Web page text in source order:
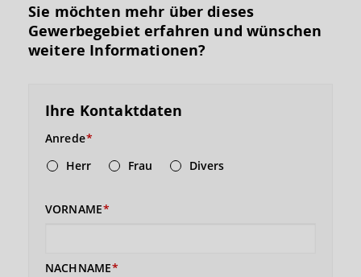
Sie möchten mehr über dieses
Gewerbegebiet erfahren und wünschen
weitere Informationen?
Ihre Kontaktdaten
Anrede
Herr
Frau Divers
VORNAME
NACHNAME